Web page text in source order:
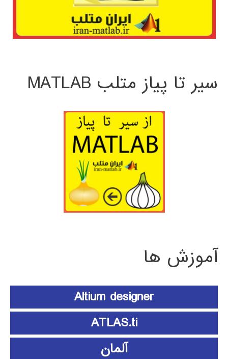
سیر تا پیاز متلب MATLAB
آموزش ها
Altium designer
ATLAS.ti
آلمان